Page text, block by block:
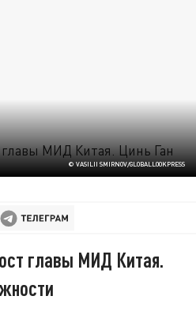
© VASILII SMIRNOV/GLOBALLOOKPRESS
главы МИД Китая.